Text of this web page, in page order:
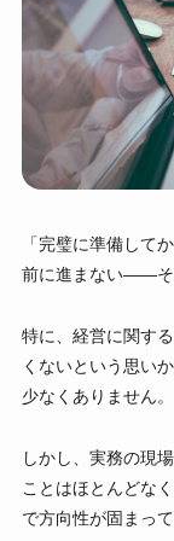
「完璧に準備して
前に進まない——そ
特に、経営に関す
くないという思い
少なくありません。
しかし、実務の現
ことはほとんどな
で方向性が固まっ